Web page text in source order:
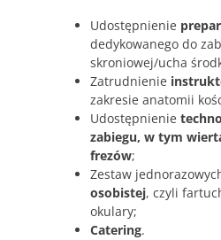
Udostępnienie
dedykowanego do
skroniowej/ucha
Zatrudnienie
zakresie anatomii
Udostępnienie
zabiegu, w tym
frezów;
Zestaw
osobistej, czyli
okulary;
Catering.